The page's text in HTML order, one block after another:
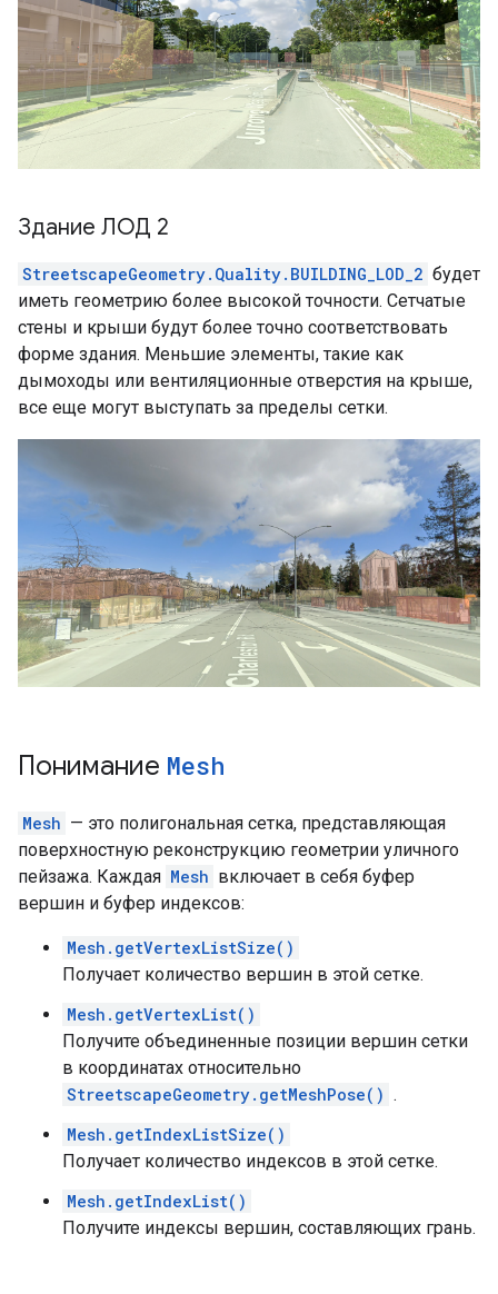
Здание ЛОД 2
StreetscapeGeometry.Quality.BUILDING_LOD_2 будет
иметь геометрию более высокой точности. Сетчатые
стены и крыши будут более точно соответствовать
форме здания. Меньшие элементы, такие как
дымоходы или вентиляционные отверстия на крыше,
все еще могут выступать за пределы сетки.
Понимание Mesh
Mesh — это полигональная сетка, представляющая
поверхностную реконструкцию геометрии уличного
пейзажа. Каждая Mesh включает в себя буфер
вершин и буфер индексов:
Mesh.getVertexListSize()
Получает количество вершин в этой сетке.
Mesh.getVertexList()
Получите объединенные позиции вершин сетки
в координатах относительно
StreetscapeGeometry.getMeshPose() .
Mesh.getIndexListSize()
Получает количество индексов в этой сетке.
Mesh.getIndexList()
Получите индексы вершин, составляющих грань.